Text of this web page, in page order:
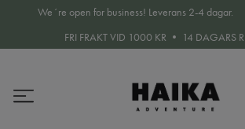
We´re open for business! Leverans 2-4 dagar.
FRI FRAKT VID 1000 KR • 14 DAGARS